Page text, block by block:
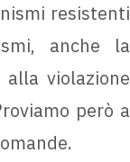
resistenti
anche la
violazione
però a